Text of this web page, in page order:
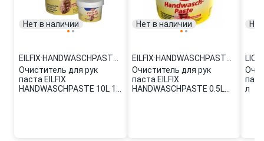
Нет в наличии
EILFIX·
Очиститель для рук
паста EILFIX
HANDWASCHPASTE 10L 10
Нет в наличии
EILFIX·
Очиститель для рук
паста EILFIX
HANDWASCHPASTE 0.5L
л